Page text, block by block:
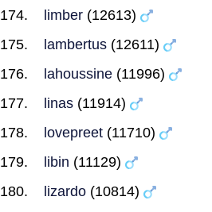
limber (12613)
lambertus (12611)
lahoussine (11996)
linas (11914)
lovepreet (11710)
libin (11129)
lizardo (10814)